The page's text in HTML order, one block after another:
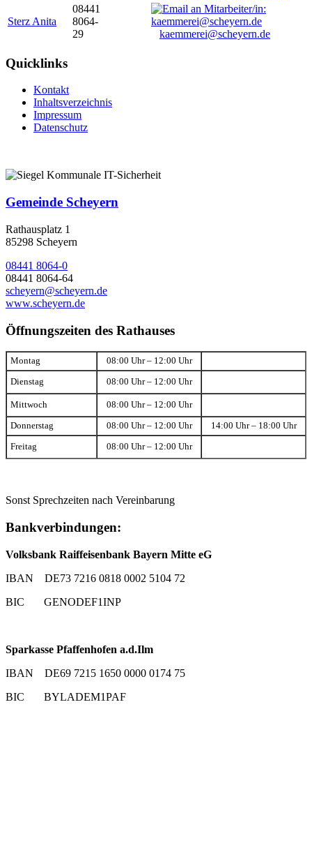
Sterz Anita
08441
8064-
29
kaemmerei@scheyern.de
Quicklinks
Kontakt
Inhaltsverzeichnis
Impressum
Datenschutz
Gemeinde Scheyern
Rathausplatz 1
85298 Scheyern
08441 8064-0
08441 8064-64
scheyern@scheyern.de
www.scheyern.de
Öffnungszeiten des Rathauses
Montag 08:00 Uhr – 12:00 Uhr
Dienstag 08:00 Uhr – 12:00 Uhr
Mittwoch 08:00 Uhr – 12:00 Uhr
Donnerstag 08:00 Uhr – 12:00 Uhr 14:00 Uhr – 18:00 Uhr
Freitag 08:00 Uhr – 12:00 Uhr
Sonst Sprechzeiten nach Vereinbarung
Bankverbindungen:
Volksbank Raiffeisenbank Bayern Mitte eG
IBAN DE73 7216 0818 0002 5104 72
BIC GENODEF1INP
Sparkasse Pfaffenhofen a.d.Ilm
IBAN DE69 7215 1650 0000 0174 75
BIC BYLADEM1PAF